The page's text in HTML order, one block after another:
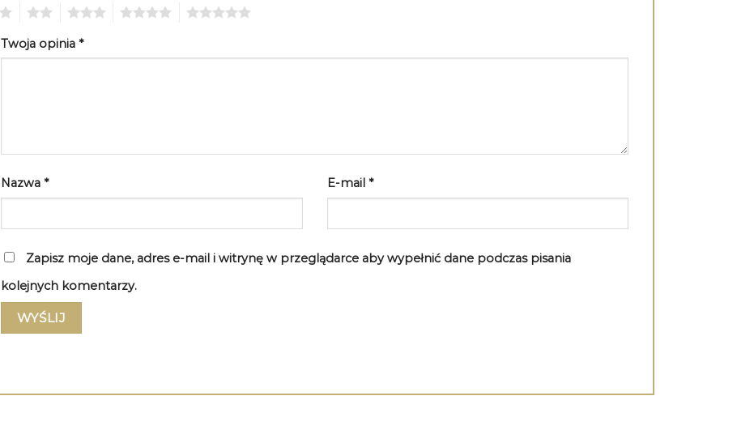
Twoja opinia *
Nazwa * E-mail *
Zapisz moje dane, adres e-mail i witrynę w przeglądarce aby wypełnić dane podczas pisania
kolejnych komentarzy.